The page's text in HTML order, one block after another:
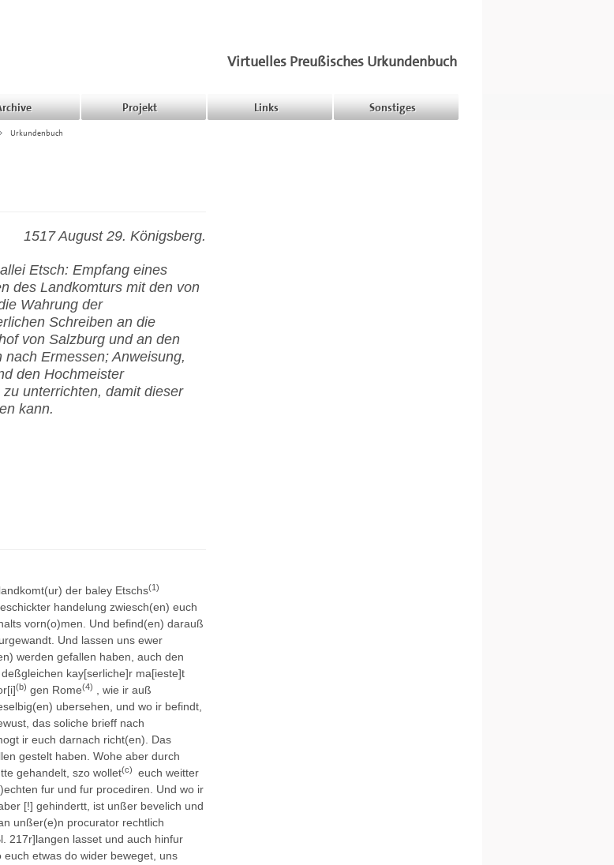
Virtuelles Preußisches Urkundenbuch
Projekt Links Sonstiges
Urkundenbuch
1517 August 29. Königsberg.
Etsch: Empfang eines
des Landkomturs mit den von
Wahrung der
Schreiben an die
von Salzburg und an den
Ermessen; Anweisung,
den Hochmeister
unterrichten, damit dieser
kann.
der baley Etschs(1)
handelung zwiesch(en) euch
vorn(o)men. Und befind(en) darauß
Und lassen uns ewer
werden gefallen haben, auch den
kay[serliche]r ma[ieste]t
(b) gen Rome(4)
, wie ir auß
ubersehen, und wo ir befindt,
das soliche brieff nach
ir euch darnach richt(en). Das
gestelt haben. Wohe aber durch
gehandelt, szo wollet(c)
euch weitter
fur und fur procediren. Und wo ir
[!] gehindertt, ist unßer bevelich und
unßer(e)n procurator rechtlich
217r]langen lasset und auch hinfur
etwas do wider beweget, uns